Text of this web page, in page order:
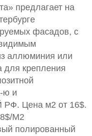
предлагает на
фасадов, с
аллюминия или
для крепления
ю и
РФ. Цена м2 от 16$.
M2
полированный